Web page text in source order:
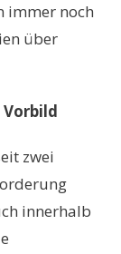
immer noch
über
zwei
innerhalb